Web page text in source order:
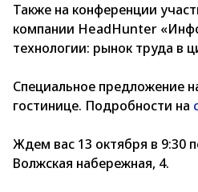
Также на конференции
компании HeadHunter
технологии: рынок труда в
Специальное предложение
гостинице. Подробности на
Ждем вас 13 октября в 9:30
Волжская набережная, 4.